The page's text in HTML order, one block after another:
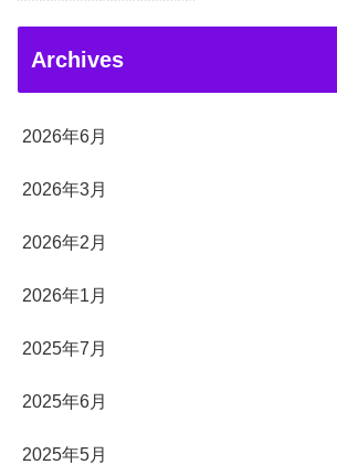
Archives
2026年6月
2026年3月
2026年2月
2026年1月
2025年7月
2025年6月
2025年5月